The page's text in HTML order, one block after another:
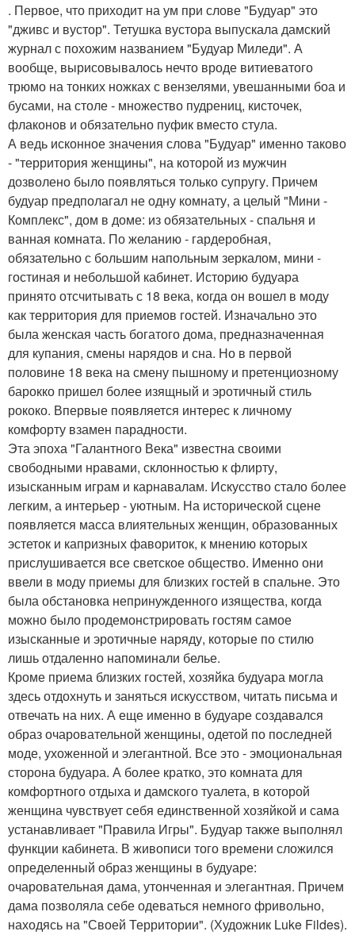
. Первое, что приходит на ум при слове "Будуар" это
"дживс и вустор". Тетушка вустора выпускала дамский
журнал с похожим названием "Будуар Миледи". А
вообще, вырисовывалось нечто вроде витиеватого
трюмо на тонких ножках с вензелями, увешанными боа и
бусами, на столе - множество пудрениц, кисточек,
флаконов и обязательно пуфик вместо стула.
А ведь исконное значения слова "Будуар" именно таково
- "территория женщины", на которой из мужчин
дозволено было появляться только супругу. Причем
будуар предполагал не одну комнату, а целый "Мини -
Комплекс", дом в доме: из обязательных - спальня и
ванная комната. По желанию - гардеробная,
обязательно с большим напольным зеркалом, мини -
гостиная и небольшой кабинет. Историю будуара
принято отсчитывать с 18 века, когда он вошел в моду
как территория для приемов гостей. Изначально это
была женская часть богатого дома, предназначенная
для купания, смены нарядов и сна. Но в первой
половине 18 века на смену пышному и претенциозному
барокко пришел более изящный и эротичный стиль
рококо. Впервые появляется интерес к личному
комфорту взамен парадности.
Эта эпоха "Галантного Века" известна своими
свободными нравами, склонностью к флирту,
изысканным играм и карнавалам. Искусство стало более
легким, а интерьер - уютным. На исторической сцене
появляется масса влиятельных женщин, образованных
эстеток и капризных фавориток, к мнению которых
прислушивается все светское общество. Именно они
ввели в моду приемы для близких гостей в спальне. Это
была обстановка непринужденного изящества, когда
можно было продемонстрировать гостям самое
изысканные и эротичные наряду, которые по стилю
лишь отдаленно напоминали белье.
Кроме приема близких гостей, хозяйка будуара могла
здесь отдохнуть и заняться искусством, читать письма и
отвечать на них. А еще именно в будуаре создавался
образ очаровательной женщины, одетой по последней
моде, ухоженной и элегантной. Все это - эмоциональная
сторона будуара. А более кратко, это комната для
комфортного отдыха и дамского туалета, в которой
женщина чувствует себя единственной хозяйкой и сама
устанавливает "Правила Игры". Будуар также выполнял
функции кабинета. В живописи того времени сложился
определенный образ женщины в будуаре:
очаровательная дама, утонченная и элегантная. Причем
дама позволяла себе одеваться немного фривольно,
находясь на "Своей Территории". (Художник Luke Fildes).